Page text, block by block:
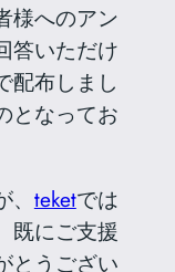
様へのアン
答いただけ
配布しまし
となってお
teketでは
既にご支援
とうござい